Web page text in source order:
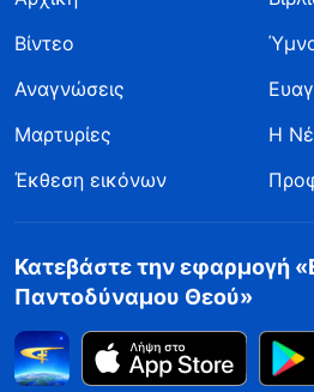
Βίντεο
Αναγνώσεις
Μαρτυρίες
Η
Έκθεση εικόνων
Κατεβάστε την εφαρμογή
Παντοδύναμου Θεού»